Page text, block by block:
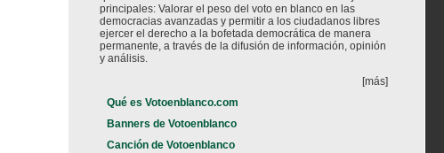
principales: Valorar el peso del voto en blanco en las
democracias avanzadas y permitir a los ciudadanos libres
ejercer el derecho a la bofetada democrática de manera
permanente, a través de la difusión de información, opinión
y análisis.
[más]
Qué es Votoenblanco.com
Banners de Votoenblanco
Canción de Votoenblanco